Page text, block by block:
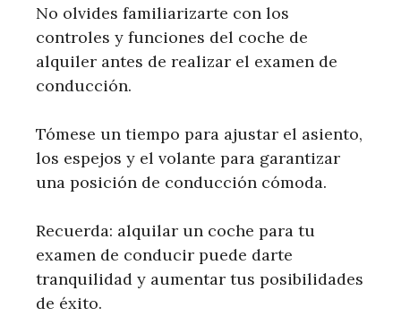
No olvides familiarizarte con los
controles y funciones del coche de
alquiler antes de realizar el examen de
conducción.
Tómese un tiempo para ajustar el asiento,
los espejos y el volante para garantizar
una posición de conducción cómoda.
Recuerda: alquilar un coche para tu
examen de conducir puede darte
tranquilidad y aumentar tus posibilidades
de éxito.